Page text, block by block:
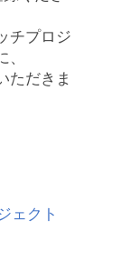
チプロジ
ただきま